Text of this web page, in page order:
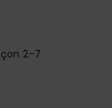
2-7